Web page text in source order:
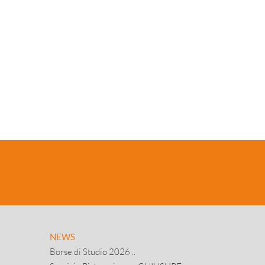
NEWS
Borse di Studio 2026 ..